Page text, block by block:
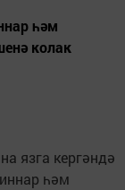
һәм
колак
язга кергәндә
һәм